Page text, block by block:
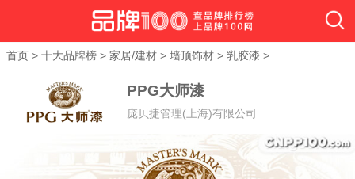
首页 > 十大品牌榜 > 家居/建材 > 墙顶饰材 > 乳胶漆 >
PPG大师漆
庞贝捷管理(上海)有限公司